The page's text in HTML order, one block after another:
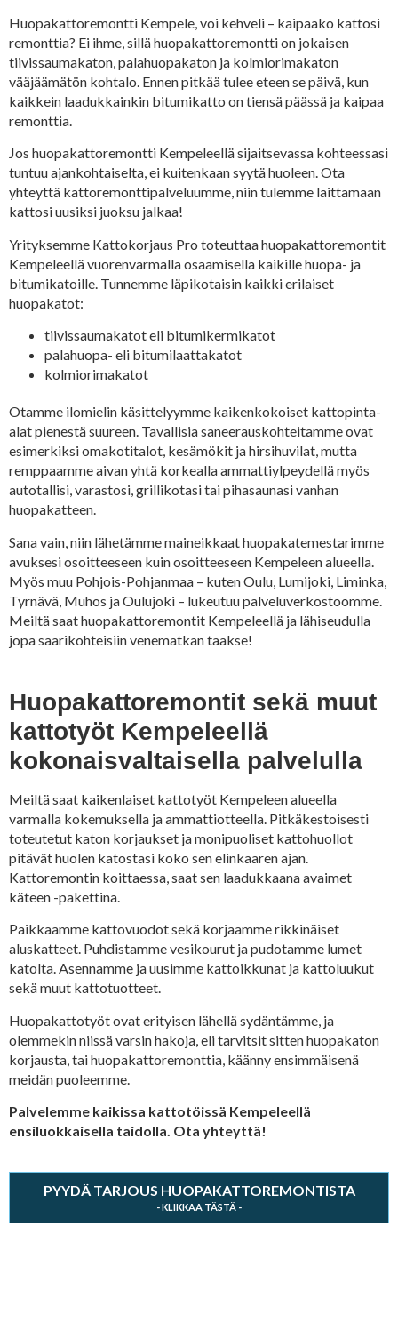
Huopakattoremontti Kempele, voi kehveli – kaipaako kattosi
remonttia? Ei ihme, sillä huopakattoremontti on jokaisen
tiivissaumakaton, palahuopakaton ja kolmiorimakaton
vääjäämätön kohtalo. Ennen pitkää tulee eteen se päivä, kun
kaikkein laadukkainkin bitumikatto on tiensä päässä ja kaipaa
remonttia.
Jos huopakattoremontti Kempeleellä sijaitsevassa kohteessasi
tuntuu ajankohtaiselta, ei kuitenkaan syytä huoleen. Ota
yhteyttä kattoremonttipalveluumme, niin tulemme laittamaan
kattosi uusiksi juoksu jalkaa!
Yrityksemme Kattokorjaus Pro toteuttaa huopakattoremontit
Kempeleellä vuorenvarmalla osaamisella kaikille huopa- ja
bitumikatoille. Tunnemme läpikotaisin kaikki erilaiset
huopakatot:
tiivissaumakatot eli bitumikermikatot
palahuopa- eli bitumilaattakatot
kolmiorimakatot
Otamme ilomielin käsittelyymme kaikenkokoiset kattopinta-
alat pienestä suureen. Tavallisia saneerauskohteitamme ovat
esimerkiksi omakotitalot, kesämökit ja hirsihuvilat, mutta
remppaamme aivan yhtä korkealla ammattiylpeydellä myös
autotallisi, varastosi, grillikotasi tai pihasaunasi vanhan
huopakatteen.
Sana vain, niin lähetämme maineikkaat huopakatemestarimme
avuksesi osoitteeseen kuin osoitteeseen Kempeleen alueella.
Myös muu Pohjois-Pohjanmaa – kuten Oulu, Lumijoki, Liminka,
Tyrnävä, Muhos ja Oulujoki – lukeutuu palveluverkostoomme.
Meiltä saat huopakattoremontit Kempeleellä ja lähiseudulla
jopa saarikohteisiin venematkan taakse!
Huopakattoremontit sekä muut
kattotyöt Kempeleellä
kokonaisvaltaisella palvelulla
Meiltä saat kaikenlaiset kattotyöt Kempeleen alueella
varmalla kokemuksella ja ammattiotteella. Pitkäkestoisesti
toteutetut katon korjaukset ja monipuoliset kattohuollot
pitävät huolen katostasi koko sen elinkaaren ajan.
Kattoremontin koittaessa, saat sen laadukkaana avaimet
käteen -pakettina.
Paikkaamme kattovuodot sekä korjaamme rikkinäiset
aluskatteet. Puhdistamme vesikourut ja pudotamme lumet
katolta. Asennamme ja uusimme kattoikkunat ja kattoluukut
sekä muut kattotuotteet.
Huopakattotyöt ovat erityisen lähellä sydäntämme, ja
olemmekin niissä varsin hakoja, eli tarvitsit sitten huopakaton
korjausta, tai huopakattoremonttia, käänny ensimmäisenä
meidän puoleemme.
Palvelemme kaikissa kattotöissä Kempeleellä
ensiluokkaisella taidolla. Ota yhteyttä!
PYYDÄ TARJOUS HUOPAKATTOREMONTISTA